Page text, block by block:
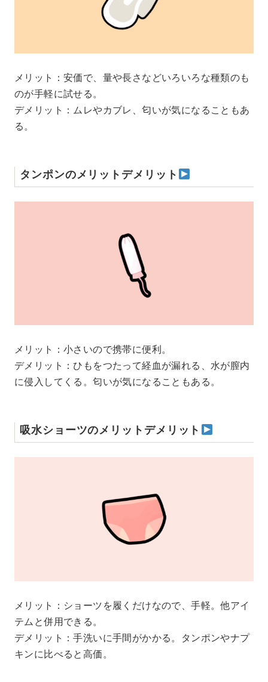
メリット：安価で、量や長さなどいろいろな種類のも
のが手軽に試せる。
デメリット：ムレやカブレ、匂いが気になることもあ
る。
タンポンのメリットデメリット
メリット：小さいので携帯に便利。
デメリット：ひもをつたって経血が漏れる、水が膣内
に侵入してくる。匂いが気になることもある。
吸水ショーツのメリットデメリット
メリット：ショーツを履くだけなので、手軽。他アイ
テムと併用できる。
デメリット：手洗いに手間がかかる。タンポンやナプ
キンに比べると高価。